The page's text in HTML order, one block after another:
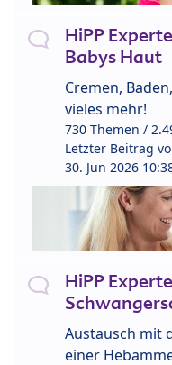
HiPP
Babys Haut
Cremen,
vieles mehr!
730 Themen /
Letzter Beitrag
30. Jun 2026
HiPP
Austausch mit
einer